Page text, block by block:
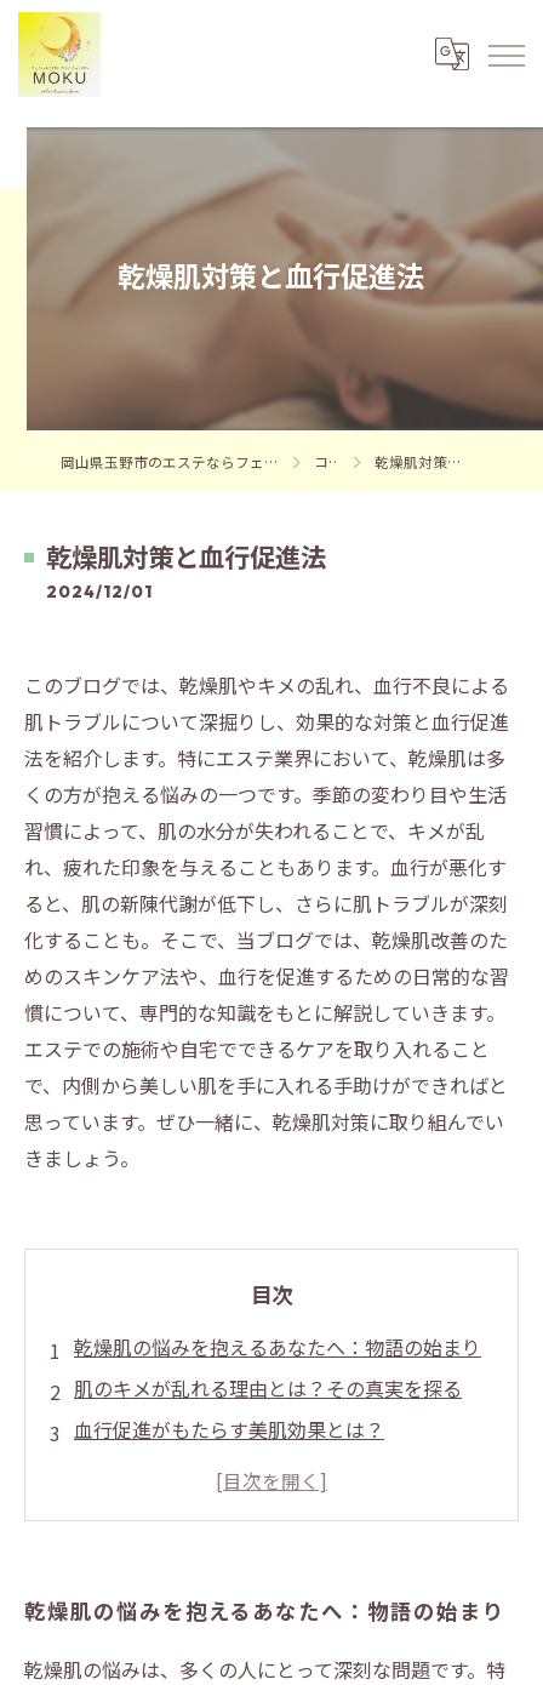
乾燥肌対策と血行促進法
岡山県玉野市のエステならフェイシャルエステサロンMOKU コラム 乾燥肌対策と血行促進法
乾燥肌対策と血行促進法
2024/12/01
このブログでは、乾燥肌やキメの乱れ、血行不良による
肌トラブルについて深掘りし、効果的な対策と血行促進
法を紹介します。特にエステ業界において、乾燥肌は多
くの方が抱える悩みの一つです。季節の変わり目や生活
習慣によって、肌の水分が失われることで、キメが乱
れ、疲れた印象を与えることもあります。血行が悪化す
ると、肌の新陳代謝が低下し、さらに肌トラブルが深刻
化することも。そこで、当ブログでは、乾燥肌改善のた
めのスキンケア法や、血行を促進するための日常的な習
慣について、専門的な知識をもとに解説していきます。
エステでの施術や自宅でできるケアを取り入れること
で、内側から美しい肌を手に入れる手助けができればと
思っています。ぜひ一緒に、乾燥肌対策に取り組んでい
きましょう。
目次
乾燥肌の悩みを抱えるあなたへ：物語の始まり
肌のキメが乱れる理由とは？その真実を探る
血行促進がもたらす美肌効果とは？
エステでできる乾燥肌改善法：専門家の知恵
内側から輝く肌を手に入れるために：新たなス
タート
乾燥肌の悩みを抱えるあなたへ：物語の始まり
乾燥肌の悩みは、多くの人にとって深刻な問題です。特